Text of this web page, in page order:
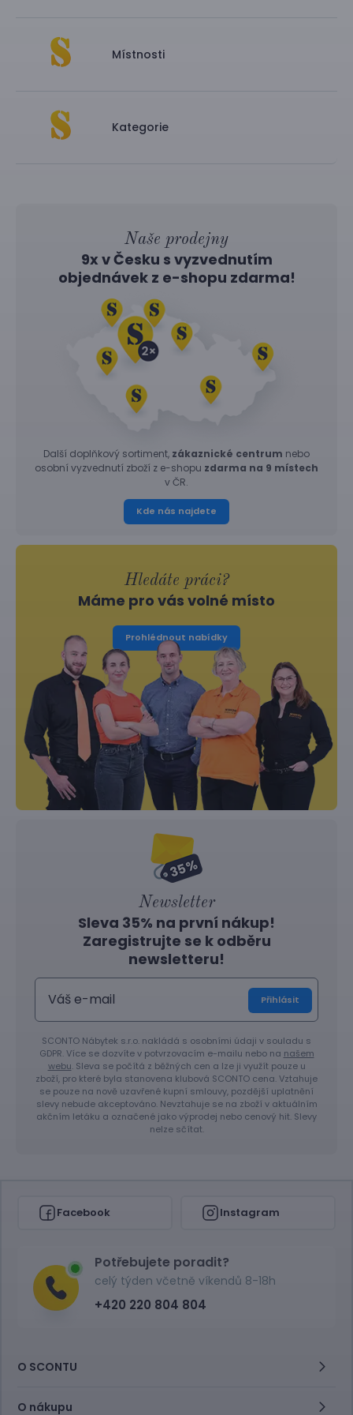
Místnosti
Kategorie
Naše prodejny
9x v Česku s vyzvednutím
objednávek z e-shopu zdarma!
Další doplňkový sortiment, zákaznické centrum nebo
osobní vyzvednutí zboží z e-shopu zdarma na 9 místech
v ČR.
Kde nás najdete
Hledáte práci?
Máme pro vás volné místo
Prohlédnout nabídky
Newsletter
Sleva 35% na první nákup!
Zaregistrujte se k odběru
newsletteru!
Přihlásit
SCONTO Nábytek s.r.o. nakládá s osobními údaji v souladu s
GDPR. Více se dozvíte v potvrzovacím e-mailu nebo na našem
webu. Sleva se počítá z běžných cen a lze ji využít pouze u
zboží, pro které byla stanovena klubová SCONTO cena. Vztahuje
se pouze na nově uzavřené kupní smlouvy, pozdější uplatnění
slevy nebude akceptováno. Nevztahuje se na zboží v aktuálním
akčním letáku a označené jako výprodej nebo cenový hit. Slevy
nelze sčítat.
Facebook Instagram
Potřebujete poradit?
celý týden včetně víkendů 8-18h
+420 220 804 804
O SCONTU
O nákupu